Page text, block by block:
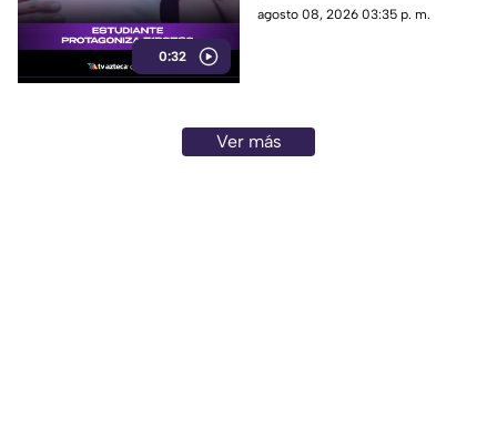
0:32
detalles de esta tragedia.
agosto 08, 2026 03:35 p. m.
Ver más